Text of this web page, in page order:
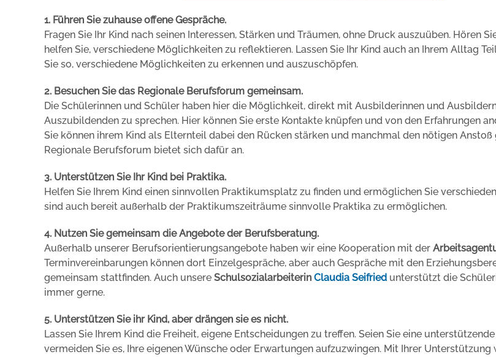
1. Führen Sie zuhause offene Gespräche.
Fragen Sie Ihr Kind nach seinen Interessen, Stärken und Träumen, ohne Druck auszuüben. Hören
helfen Sie, verschiedene Möglichkeiten zu reflektieren. Lassen Sie Ihr Kind auch an Ihrem Alltag
Sie so, verschiedene Möglichkeiten zu erkennen und auszuschöpfen.
2. Besuchen Sie das Regionale Berufsforum gemeinsam.
Die Schülerinnen und Schüler haben hier die Möglichkeit, direkt mit Ausbilderinnen und
Auszubildenden zu sprechen. Hier können Sie erste Kontakte knüpfen und von den Erfahrungen
Sie können ihrem Kind als Elternteil dabei den Rücken stärken und manchmal den nötigen Anstoß
Regionale Berufsforum bietet sich dafür an.
3. Unterstützen Sie Ihr Kind bei Praktika.
Helfen Sie Ihrem Kind einen sinnvollen Praktikumsplatz zu finden und ermöglichen Sie
sind auch bereit außerhalb der Praktikumszeiträume sinnvolle Praktika zu ermöglichen.
4. Nutzen Sie gemeinsam die Angebote der Berufsberatung.
Außerhalb unserer Berufsorientierungsangebote haben wir eine Kooperation mit der
Terminvereinbarungen können dort Einzelgespräche, aber auch Gespräche mit den
gemeinsam stattfinden. Auch unsere Schulsozialarbeiterin Claudia Seifried unterstützt die
immer gerne.
5. Unterstützen Sie ihr Kind, aber drängen sie es nicht.
Lassen Sie Ihrem Kind die Freiheit, eigene Entscheidungen zu treffen. Seien Sie eine
vermeiden Sie es, Ihre eigenen Wünsche oder Erwartungen aufzuzwingen. Mit Ihrer Unterstützung